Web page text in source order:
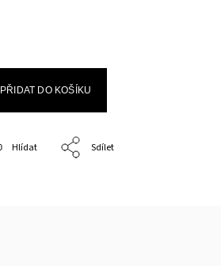
PŘIDAT DO KOŠÍKU
Hlídat Sdílet